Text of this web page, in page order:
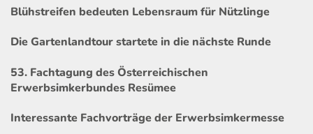
Blühstreifen bedeuten Lebensraum für Nützlinge
Die Gartenlandtour startete in die nächste Runde
53. Fachtagung des Österreichischen
Erwerbsimkerbundes Resümee
Interessante Fachvorträge der Erwerbsimkermesse